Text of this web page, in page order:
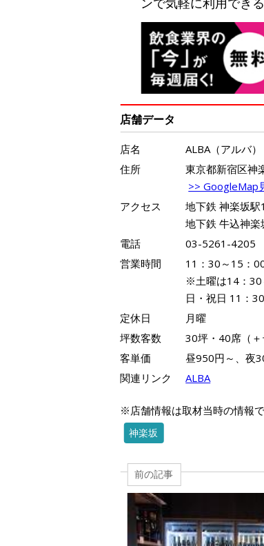
店舗データ
店名
ALBA（アルバ）
住所
東京都新宿区神
>> GoogleMap
アクセス
地下鉄 神楽坂
地下鉄 牛込神
電話
03-5261-4205
営業時間
11：30～15：
※土曜は14：30
日・祝日 11：
定休日
月曜
坪数客数
30坪・40席（＋
客単価
昼950円～、夜
関連リンク
ALBA
※店舗情報は取材当時の情報
神楽坂
前の記事